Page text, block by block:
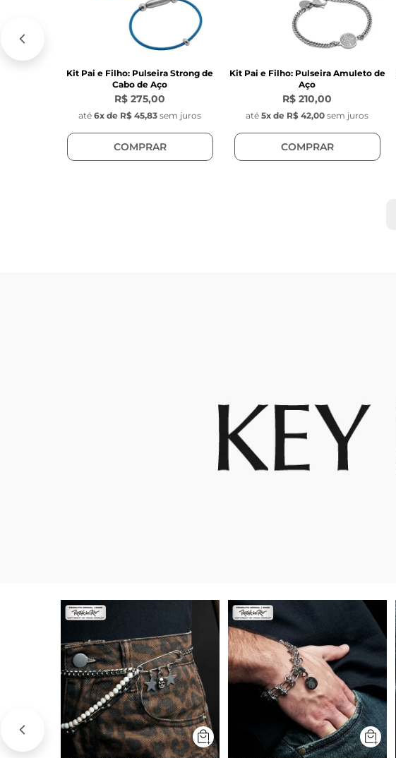
Kit Pai e Filho: Pulseira Strong de
Cabo de Aço
R$ 275,00
até 6x de R$ 45,83 sem juros
COMPRAR
Kit Pai e Filho: Pulseira Amuleto de
Aço
R$ 210,00
até 5x de R$ 42,00 sem juros
COMPRAR